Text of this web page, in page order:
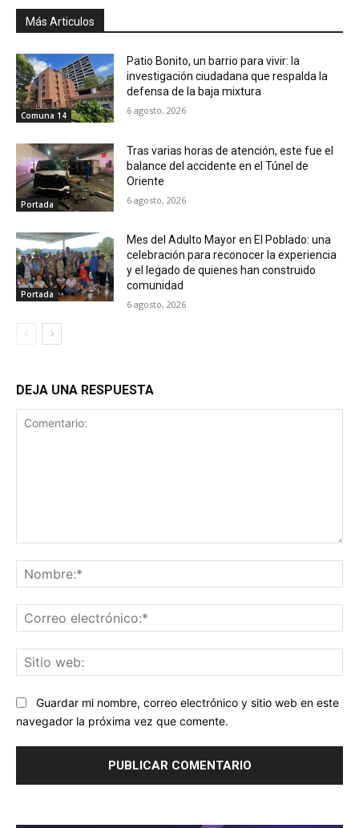
Más Articulos
Comuna 14
Patio Bonito, un barrio para vivir: la
investigación ciudadana que respalda la
defensa de la baja mixtura
6 agosto, 2026
Portada
Tras varias horas de atención, este fue el
balance del accidente en el Túnel de
Oriente
6 agosto, 2026
Portada
Mes del Adulto Mayor en El Poblado: una
celebración para reconocer la experiencia
y el legado de quienes han construido
comunidad
6 agosto, 2026
DEJA UNA RESPUESTA
Guardar mi nombre, correo electrónico y sitio web en este
navegador la próxima vez que comente.